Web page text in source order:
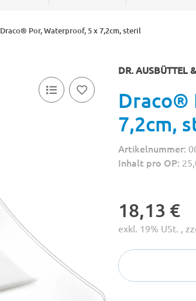
Draco® Por, Waterproof, 5 x 7,2cm, steril
DR. AUSBÜTTEL
Draco®
7,2cm,
Artikelnummer:
Inhalt pro OP:
18,13 €
exkl. 19% USt. ,